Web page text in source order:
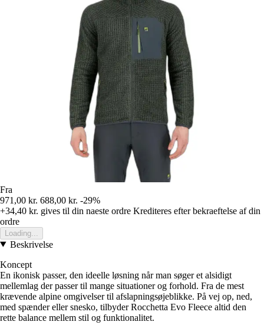
Fra
971,00 kr. 688,00 kr. -29%
+34,40 kr. gives til din naeste ordre Krediteres efter bekraeftelse af din
ordre
Loading...
Beskrivelse
Koncept
En ikonisk passer, den ideelle løsning når man søger et alsidigt
mellemlag der passer til mange situationer og forhold. Fra de mest
krævende alpine omgivelser til afslapningsøjeblikke. På vej op, ned,
med spænder eller snesko, tilbyder Rocchetta Evo Fleece altid den
rette balance mellem stil og funktionalitet.